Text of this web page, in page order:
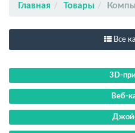
Главная Товары
Все
3D-
Веб-